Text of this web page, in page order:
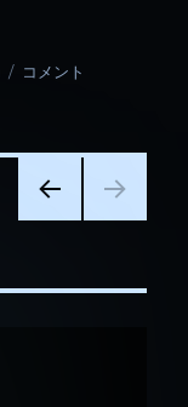
「Be
コメント